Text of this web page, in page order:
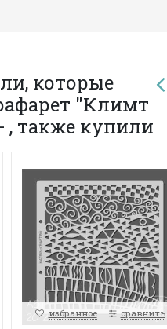
которые
"Климт
также купили
избранное сравнить